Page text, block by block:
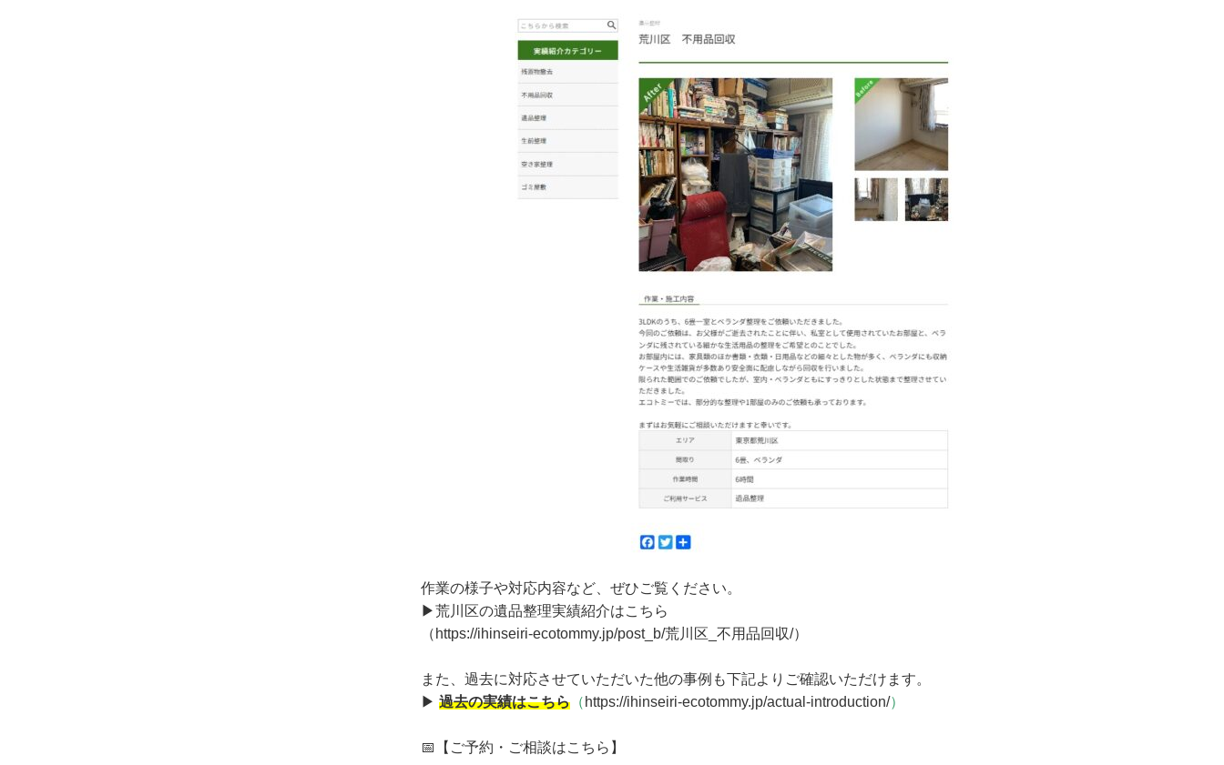
作業の様子や対応内容など、ぜひご覧ください。
▶荒川区の遺品整理実績紹介はこちら
（ https://ihinseiri-ecotommy.jp/post_b/荒川区_不用品回収/）
また、過去に対応させていただいた他の事例も下記よりご確認いただけます。
▶ 過去の実績はこちら （ https://ihinseiri-ecotommy.jp/actual-introduction/）
📅【ご予約・ご相談はこちら】